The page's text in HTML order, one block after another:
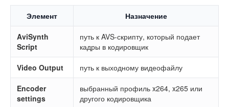
Элемент Назначение
AviSynth
Script
путь к AVS-скрипту, который подает
кадры в кодировщик
Video Output путь к выходному видеофайлу
Encoder
settings
выбранный профиль x264, x265 или
другого кодировщика